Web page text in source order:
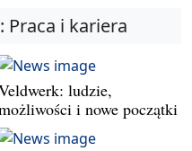
Praca i kariera
ludzie,
i nowe początki